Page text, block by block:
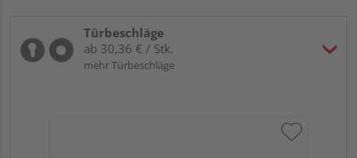
Türbeschläge
ab 30,36 € / Stk.
mehr Türbeschläge